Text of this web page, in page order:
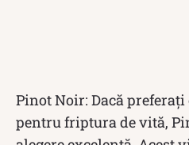
Pinot Noir: Dacă
pentru friptura de vită,